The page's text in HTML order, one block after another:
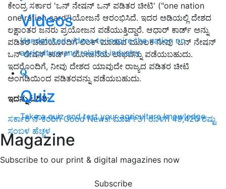
Videos
Handpicked videos to inspire the nation on
agriculture and related industry
Quiz
Take a quiz and test your agriculture knowledge
Magazine
Subscribe to our print & digital magazines now
Subscribe
ಕೇಂದ್ರ ಸರ್ಕಾರ 'ಒನ್ ನೇಷನ್ ಒನ್ ಪಡಿತರ ಚೀಟಿ' ("one nation
one ration card")ಯೋಜನೆ ಆರಂಭಿಸಿದೆ. ಇದರ ಅಡಿಯಲ್ಲಿ ದೇಶದ
ಲಕ್ಷಾಂತರ ಜನರು ಪ್ರಯೋಜನ ಪಡೆಯುತ್ತಿದ್ದಾರೆ. ಆಧಾರ್ ಕಾರ್ಡ್ ಅನ್ನು
ಪಡಿತರ ಚೀಟಿಯೊಂದಿಗೆ ಲಿಂಕ್ ಮಾಡುವ ಮೂಲಕ ನೀವು 'ಒನ್ ನೇಷನ್
ಒನ್ ರೇಷನ್ ಕಾರ್ಡ್' ಯೋಜನೆಯ ಲಾಭವನ್ನು ಪಡೆಯಬಹುದು.
ಇದರೊಂದಿಗೆ, ನೀವು ದೇಶದ ಯಾವುದೇ ರಾಜ್ಯದ ಪಡಿತರ ಚೀಟಿ
ಅಂಗಡಿಯಿಂದ ಪಡಿತರವನ್ನು ಪಡೆಯಬಹುದು.
ಇದನ್ನು ಓದಿರಿ:
ಸರ್ಕಾರಿ ನೌಕರರಿಗೆ Good News! ಮಾರ್ಚ್31 ರೊಳಗೆ 49,420 ರಷ್ಟು
ಸಂಬಳ ಹೆಚ್ಚಳ